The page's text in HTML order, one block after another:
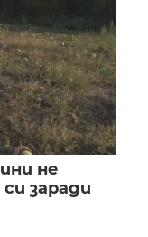
не
заради